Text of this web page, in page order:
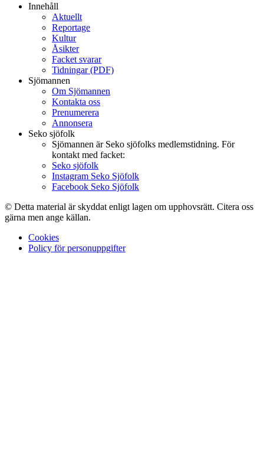
Innehåll
Aktuellt
Reportage
Kultur
Åsikter
Facket svarar
Tidningar (PDF)
Sjömannen
Om Sjömannen
Kontakta oss
Prenumerera
Annonsera
Seko sjöfolk
Sjömannen är Seko sjöfolks medlemstidning. För
kontakt med facket:
Seko sjöfolk
Instagram Seko Sjöfolk
Facebook Seko Sjöfolk
© Detta material är skyddat enligt lagen om upphovsrätt. Citera oss
gärna men ange källan.
Cookies
Policy för personuppgifter